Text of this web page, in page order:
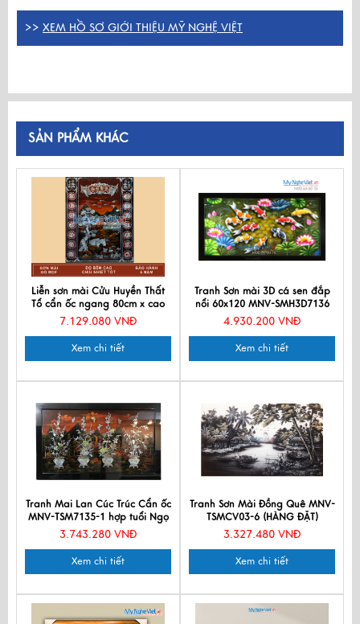
>> XEM HỒ SƠ GIỚI THIỆU MỸ NGHỆ VIỆT
SẢN PHẨM KHÁC
Liễn sơn mài Cửu Huyền Thất
Tổ cẩn ốc ngang 80cm x cao
106cm SMA195/80106
7.129.080 VNĐ
Xem chi tiết
Tranh Sơn mài 3D cá sen đắp
nổi 60x120 MNV-SMH3D7136
4.930.200 VNĐ
Xem chi tiết
Tranh Mai Lan Cúc Trúc Cẩn ốc
MNV-TSM7135-1 hợp tuổi Ngọ
3.743.280 VNĐ
Xem chi tiết
Tranh Sơn Mài Đồng Quê MNV-
TSMCV03-6 (HÀNG ĐẶT)
3.327.480 VNĐ
Xem chi tiết